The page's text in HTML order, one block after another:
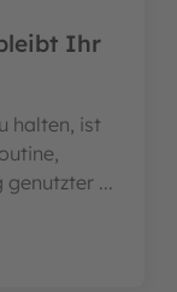
Ihr
halten, ist
...